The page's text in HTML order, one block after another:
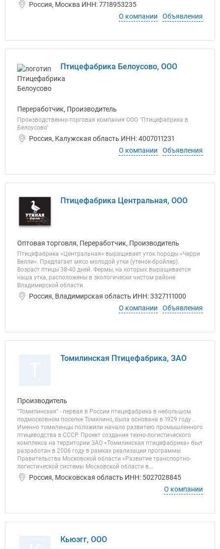
Россия, Москва ИНН: 7718953235
О компании
Объявления
Птицефабрика Белоусово, ООО
Переработчик, Производитель
Производственно-торговая компания ООО "Птицефабрика в
Белоусово"
Россия, Калужская область ИНН: 4007011231
О компании
Объявления
Птицефабрика Центральная, ООО
Оптовая торговля, Переработчик, Производитель
Птицефабрика «Центральная» выращивает уток породы «Черри
Велли». Предлагает мясо молодой утки (утенок-бройлер).
Возраст птицы 38-40 дней. Фермы, на которых выращивается
наша утка, расположены в экологически чистом районе
Владимирской области.
Россия, Владимирская область ИНН: 3327111000
О компании
Объявления
Томилинская Птицефабрика, ЗАО
Производитель
"Томилинская" - первая в России птицефабрика в небольшом
подмосковном поселке Томилино, была основана в 1929 году .
Именно томилинцы положили начало развитию промышленного
птицеводства в СССР. Проект создания техно-логистического
комплекса на территории ЗАО «Томилинская птицефабрика» был
разработан в 2006 году в рамках реализации программы
Правительства Московской области «Развитие транспортно-
логистической системы Московской области в...
Россия, Московская область ИНН: 5027028845
О компании
Кьюэгг, ООО